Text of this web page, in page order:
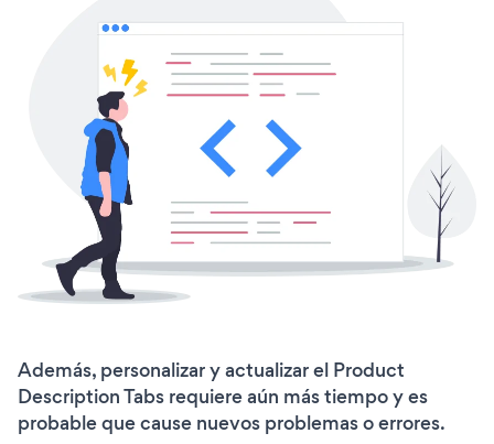
Además, personalizar y actualizar el Product
Description Tabs requiere aún más tiempo y es
probable que cause nuevos problemas o errores.